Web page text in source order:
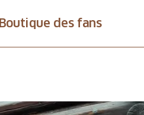
Boutique des fans